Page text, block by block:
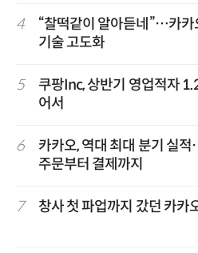
4
“찰떡같이 알아듣네”…카
기술 고도화
5
쿠팡Inc, 상반기 영업적자
어서
6
카카오, 역대 최대 분기 실
주문부터 결제까지
7 창사 첫 파업까지 갔던 카